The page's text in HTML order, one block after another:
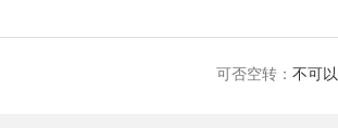
可否空转：不可以